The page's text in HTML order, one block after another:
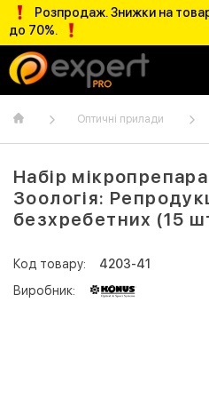
Розпродаж. Знижки на
до 70%.
Оптичні прилади
Набір
Зоологія:
безхребетних (15
Код товару:
4203-41
Виробник: